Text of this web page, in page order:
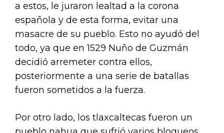
a estos, le juraron lealtad a la corona
española y de esta forma, evitar una
masacre de su pueblo. Esto no ayudó del
todo, ya que en 1529 Nuño de Guzmán
decidió arremeter contra ellos,
posteriormente a una serie de batallas
fueron sometidos a la fuerza.
Por otro lado, los tlaxcaltecas fueron un